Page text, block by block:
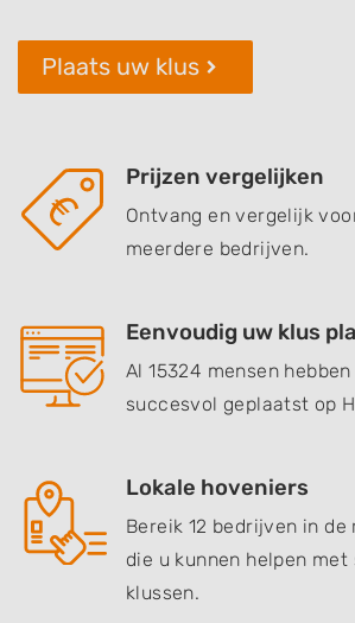
Plaats uw klus
Prijzen vergelijken
Ontvang en vergelijk
meerdere bedrijven.
Eenvoudig uw klus
Al 15324 mensen
succesvol geplaatst op
Lokale hoveniers
Bereik 12 bedrijven in
die u kunnen helpen
klussen.